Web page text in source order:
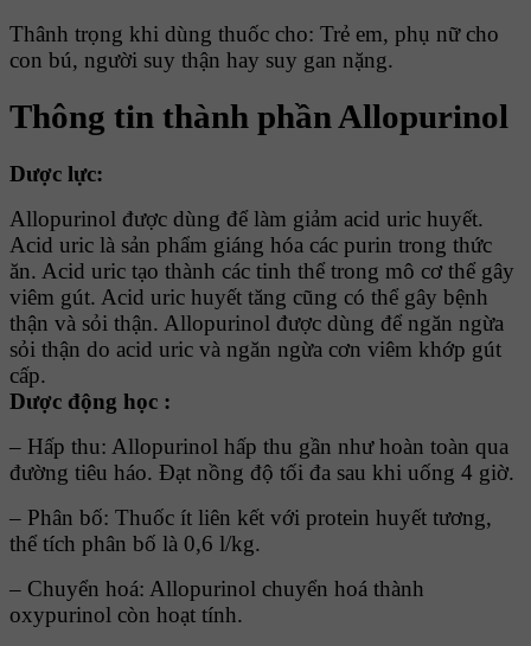
Thânh trọng khi dùng thuốc cho: Trẻ em, phụ nữ cho
con bú, người suy thận hay suy gan nặng.
Thông tin thành phần Allopurinol
Dược lực:
Allopurinol được dùng để làm giảm acid uric huyết.
Acid uric là sản phẩm giáng hóa các purin trong thức
ăn. Acid uric tạo thành các tinh thể trong mô cơ thể gây
viêm gút. Acid uric huyết tăng cũng có thể gây bệnh
thận và sỏi thận. Allopurinol được dùng để ngăn ngừa
sỏi thận do acid uric và ngăn ngừa cơn viêm khớp gút
cấp.
Dược động học :
– Hấp thu: Allopurinol hấp thu gần như hoàn toàn qua
đường tiêu háo. Đạt nồng độ tối đa sau khi uống 4 giờ.
– Phân bố: Thuốc ít liên kết với protein huyết tương,
thể tích phân bố là 0,6 l/kg.
– Chuyển hoá: Allopurinol chuyển hoá thành
oxypurinol còn hoạt tính.